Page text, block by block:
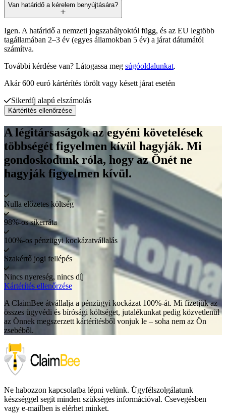
Van határidő a kérelem benyújtására?
Igen. A határidő a nemzeti jogszabályoktól függ, és az EU legtöbb
tagállamában 2–3 év (egyes államokban 5 év) a járat dátumától
számítva.
További kérdése van? Látogassa meg súgóoldalunkat.
Akár 600 euró kártérítés törölt vagy késett járat esetén
Sikerdíj alapú elszámolás
Kártérítés ellenőrzése
A légitársaságok az egyéni követelések
többségét figyelmen kívül hagyják. Mi
gondoskodunk róla, hogy az Önét ne
hagyják figyelmen kívül.
Nulla előzetes költség
98%-os sikerráta
100%-os pénzügyi kockázatvállalás
Szakértő jogi fellépés
Nincs nyereség, nincs díj
Kártérítés ellenőrzése
A ClaimBee átvállalja a pénzügyi kockázat 100%-át. Mi fizetjük az
összes ügyvédi és bírósági költséget, jutalékunkat pedig közvetlenül
az Önnek megszerzett kártérítésből vonjuk le – soha nem az Ön
zsebéből.
Ne habozzon kapcsolatba lépni velünk. Ügyfélszolgálatunk
készséggel segít minden szükséges információval. Csevegésben
vagy e-mailben is elérhet minket.